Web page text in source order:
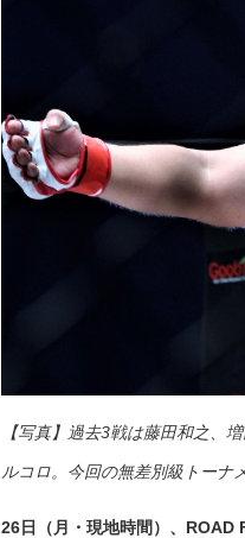
【写真】過去3戦は藤田和之、
ルコロ。今回の無差別級トーナ
26日（月・現地時間）、ROAD